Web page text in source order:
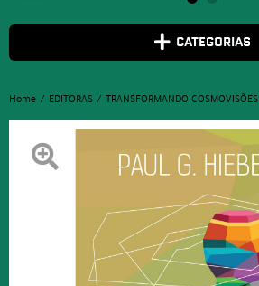
CATEGORIAS
Home EDITORAS TRANSFORMANDO COSMOVISÕES